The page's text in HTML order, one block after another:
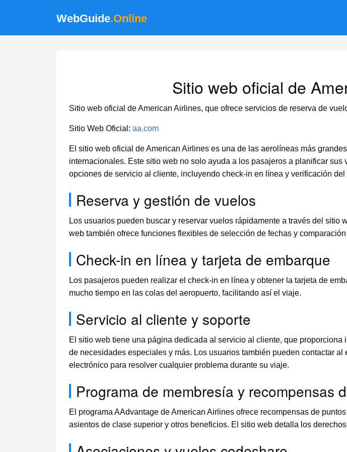
WebGuide.Online
Sitio web oficial de
Sitio web oficial de American Airlines, que ofrece servicios de reserva de
Sitio Web Oficial: aa.com
El sitio web oficial de American Airlines es una de las aerolíneas más
internacionales. Este sitio web no solo ayuda a los pasajeros a planificar
opciones de servicio al cliente, incluyendo check-in en línea y verificación del
Reserva y gestión de vuelos
Los usuarios pueden buscar y reservar vuelos rápidamente a través del
web también ofrece funciones flexibles de selección de fechas y
Check-in en línea y tarjeta de embarque
Los pasajeros pueden realizar el check-in en línea y obtener la tarjeta de
mucho tiempo en las colas del aeropuerto, facilitando así el viaje.
Servicio al cliente y soporte
El sitio web tiene una página dedicada al servicio al cliente, que
de necesidades especiales y más. Los usuarios también pueden contactar
electrónico para resolver cualquier problema durante su viaje.
Programa de membresía y recompensas
El programa AAdvantage de American Airlines ofrece recompensas de
asientos de clase superior y otros beneficios. El sitio web detalla los